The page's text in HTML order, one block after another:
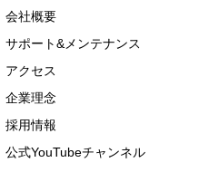
会社概要
サポート&メンテナンス
アクセス
企業理念
採用情報
公式YouTubeチャンネル